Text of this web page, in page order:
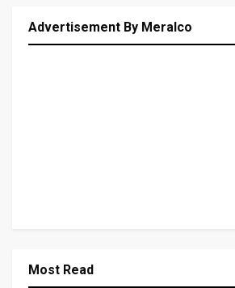
Advertisement By Meralco
Most Read